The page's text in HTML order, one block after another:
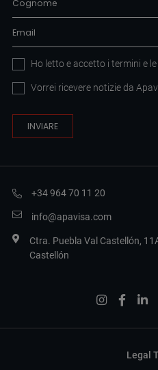
Ho letto e accetto i termini e
Vorrei ricevere notizie da
+34 964 70 11 20
info@apavisa.com
Ctra. Puebla Val Castellón,
Castellón
Legal